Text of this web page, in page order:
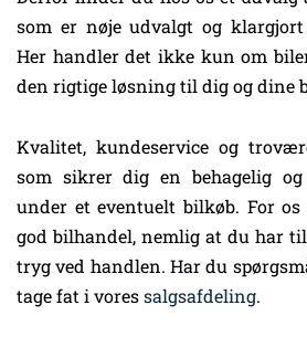
som er nøje udvalgt og
Her handler det ikke kun om
den rigtige løsning til dig og dine
Kvalitet, kundeservice og
som sikrer dig en behagelig og
under et eventuelt bilkøb. For
god bilhandel, nemlig at du har
tryg ved handlen. Har du
tage fat i voressalgsafdeling.